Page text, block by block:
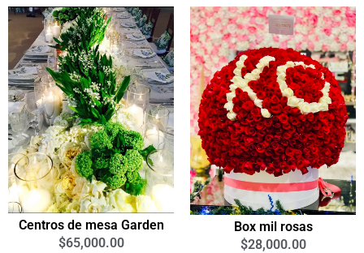
Centros de mesa Garden
$65,000.00
Box mil rosas
$28,000.00